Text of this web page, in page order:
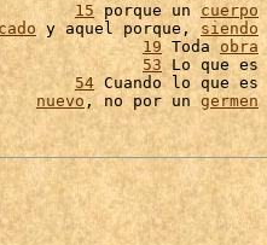
15 porque un cuerpo
y aquel porque, siendo
19 Toda obra
53 Lo que es
54 Cuando lo que es
nuevo , no por un germen